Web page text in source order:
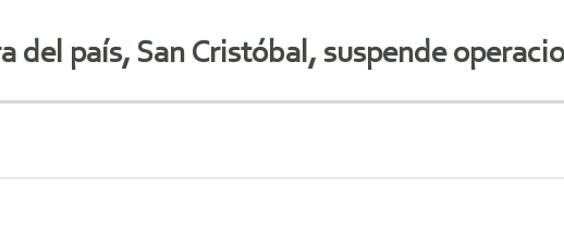
del país, San Cristóbal, suspende